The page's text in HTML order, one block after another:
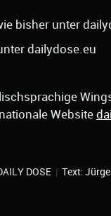
bisher unter
dailydose.eu
Website
DOSE | Text: